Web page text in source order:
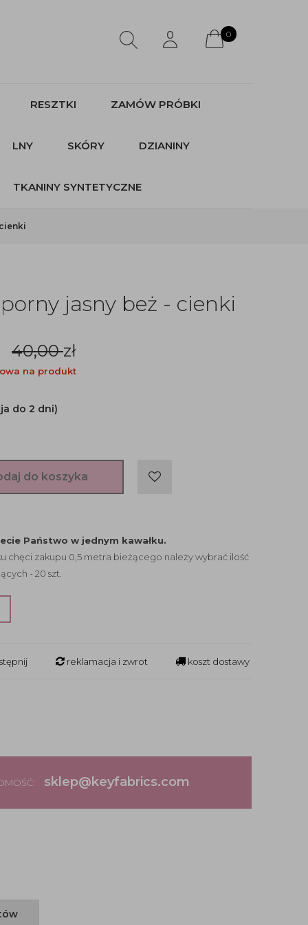
0
RESZTKI ZAMÓW PRÓBKI
LNY SKÓRY DZIANINY
TKANINY SYNTETYCZNE
jasny beż - cienki
40,00zł
na produkt
do 2 dni)
do koszyka
Państwo w jednym kawałku.
chęci zakupu 0,5 metra bieżącego należy wybrać ilość
- 20 szt.
reklamacja i zwrot koszt dostawy
sklep@keyfabrics.com